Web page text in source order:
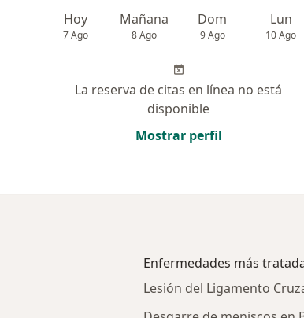
Hoy
7 Ago
Mañana
8 Ago
Dom
9 Ago
Lun
10 Ago
La reserva de citas en línea no está
disponible
Mostrar perfil
Enfermedades más
Lesión del Ligamento